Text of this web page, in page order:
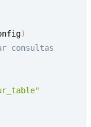
)
consultas